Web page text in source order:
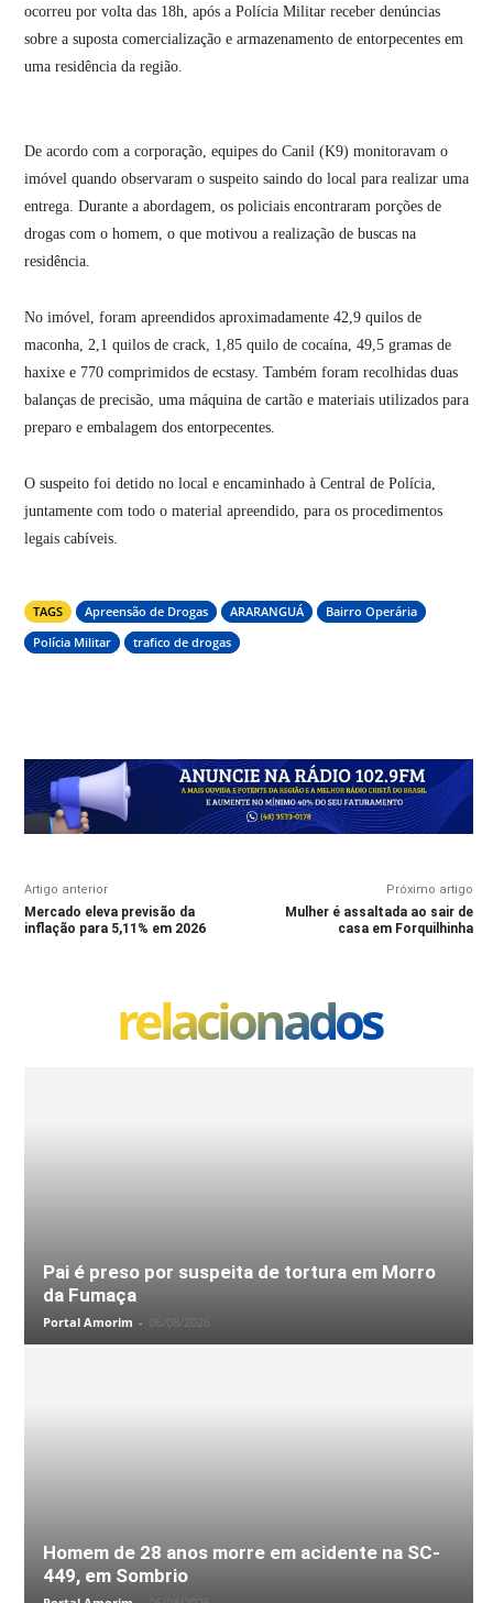
ocorreu por volta das 18h, após a Polícia Militar receber denúncias
sobre a suposta comercialização e armazenamento de entorpecentes em
uma residência da região.
De acordo com a corporação, equipes do Canil (K9) monitoravam o
imóvel quando observaram o suspeito saindo do local para realizar uma
entrega. Durante a abordagem, os policiais encontraram porções de
drogas com o homem, o que motivou a realização de buscas na
residência.
No imóvel, foram apreendidos aproximadamente 42,9 quilos de
maconha, 2,1 quilos de crack, 1,85 quilo de cocaína, 49,5 gramas de
haxixe e 770 comprimidos de ecstasy. Também foram recolhidas duas
balanças de precisão, uma máquina de cartão e materiais utilizados para
preparo e embalagem dos entorpecentes.
O suspeito foi detido no local e encaminhado à Central de Polícia,
juntamente com todo o material apreendido, para os procedimentos
legais cabíveis.
TAGS Apreensão de Drogas ARARANGUÁ
Bairro Operária
Polícia Militar
trafico de drogas
Artigo anterior
Mercado eleva previsão da
inflação para 5,11% em 2026
Próximo artigo
Mulher é assaltada ao sair de
casa em Forquilhinha
relacionados
Pai é preso por suspeita de tortura em Morro
da Fumaça
Portal Amorim - 06/08/2026
Homem de 28 anos morre em acidente na SC-
449, em Sombrio